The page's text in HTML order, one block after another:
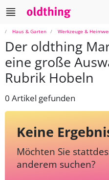
Haus & Garten Werkzeuge &
Der oldthing
eine große
Rubrik Hobeln
0 Artikel gefunden
Keine
Möchten Sie
anderem suchen?